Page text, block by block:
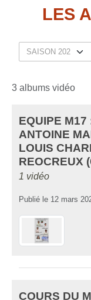
LES
3 albums vidéo
EQUIPE
ANTOINE
LOUIS
REOCREUX
1 vidéo
Publié le 12 mars
COURS DU